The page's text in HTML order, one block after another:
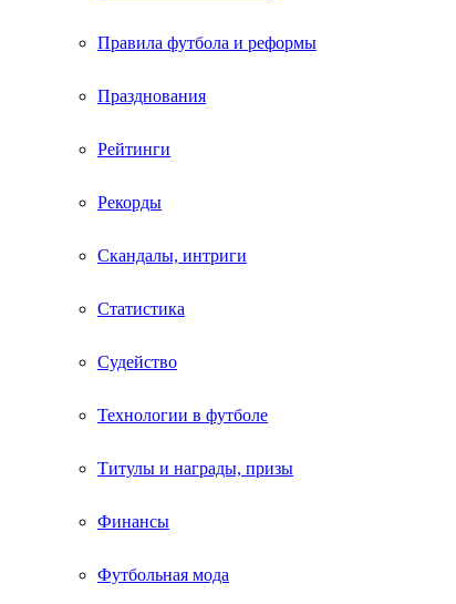
Правила футбола и реформы
Празднования
Рейтинги
Рекорды
Скандалы, интриги
Статистика
Судейство
Технологии в футболе
Титулы и награды, призы
Финансы
Футбольная мода